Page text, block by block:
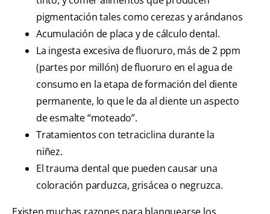
pigmentación tales como cerezas y arándanos
Acumulación de placa y de cálculo dental.
La ingesta excesiva de fluoruro, más de 2 ppm
(partes por millón) de fluoruro en el agua de
consumo en la etapa de formación del diente
permanente, lo que le da al diente un aspecto
de esmalte “moteado”.
Tratamientos con tetraciclina durante la
niñez.
El trauma dental que pueden causar una
coloración parduzca, grisácea o negruzca.